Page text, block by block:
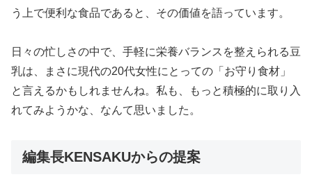
う上で便利な食品であると、その価値を語っています。
日々の忙しさの中で、手軽に栄養バランスを整えられる豆
乳は、まさに現代の20代女性にとっての「お守り食材」
と言えるかもしれませんね。私も、もっと積極的に取り入
れてみようかな、なんて思いました。
編集長KENSAKUからの提案